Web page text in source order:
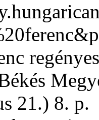
21.) 8. p.